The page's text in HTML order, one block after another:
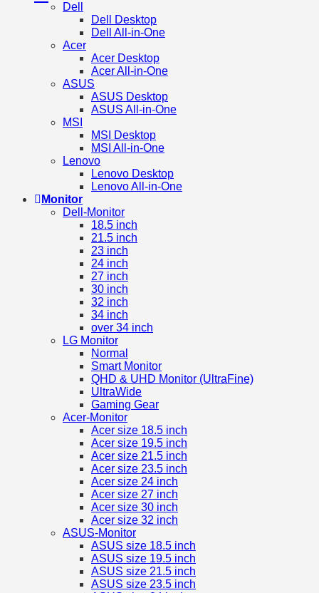
Dell
Dell Desktop
Dell All-in-One
Acer
Acer Desktop
Acer All-in-One
ASUS
ASUS Desktop
ASUS All-in-One
MSI
MSI Desktop
MSI All-in-One
Lenovo
Lenovo Desktop
Lenovo All-in-One
Monitor
Dell-Monitor
18.5 inch
21.5 inch
23 inch
24 inch
27 inch
30 inch
32 inch
34 inch
over 34 inch
LG Monitor
Normal
Smart Monitor
QHD & UHD Monitor (UltraFine)
UltraWide
Gaming Gear
Acer-Monitor
Acer size 18.5 inch
Acer size 19.5 inch
Acer size 21.5 inch
Acer size 23.5 inch
Acer size 24 inch
Acer size 27 inch
Acer size 30 inch
Acer size 32 inch
ASUS-Monitor
ASUS size 18.5 inch
ASUS size 19.5 inch
ASUS size 21.5 inch
ASUS size 23.5 inch